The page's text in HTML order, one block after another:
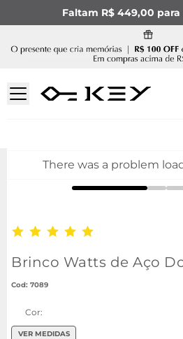
Faltam R$ 449,00
There was a problem
Brinco Watts de Aço
: 7089
Cor:
VER MEDIDAS